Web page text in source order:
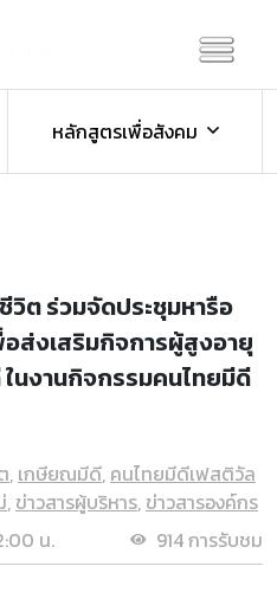
สัมพันธ์
ม
หลักสูตรเพื่อสังคม
ต ร่วมจัดประชุมหารือ
ส่งเสริมกิจการผู้สูงอายุ
นงานกิจกรรมคนไทยมีดี
, เกษียณมีดี, คนไทยมีดีเฟสติวัล
, ข่าวสารผู้บริหาร, ข่าวสารองค์กร
น.
914 การรับชม